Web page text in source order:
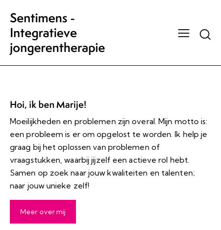
Sentimens -
Integratieve
jongerentherapie
Hoi, ik ben Marije!
Moeilijkheden en problemen zijn overal. Mijn motto is:
een probleem is er om opgelost te worden. Ik help je
graag bij het oplossen van problemen of
vraagstukken, waarbij jijzelf een actieve rol hebt.
Samen op zoek naar jouw kwaliteiten en talenten;
naar jouw unieke zelf!
Meer over mij